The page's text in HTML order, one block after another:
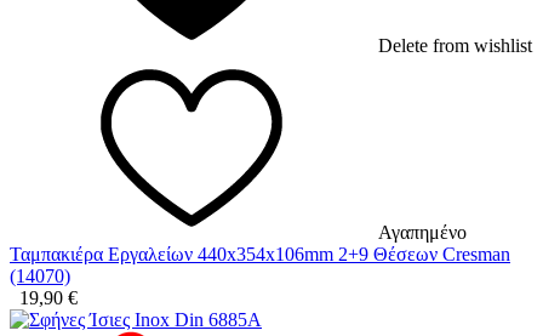
Delete from wishlist
Αγαπημένο
Ταμπακιέρα Εργαλείων 440x354x106mm 2+9 Θέσεων Cresman
(14070)
19,90 €